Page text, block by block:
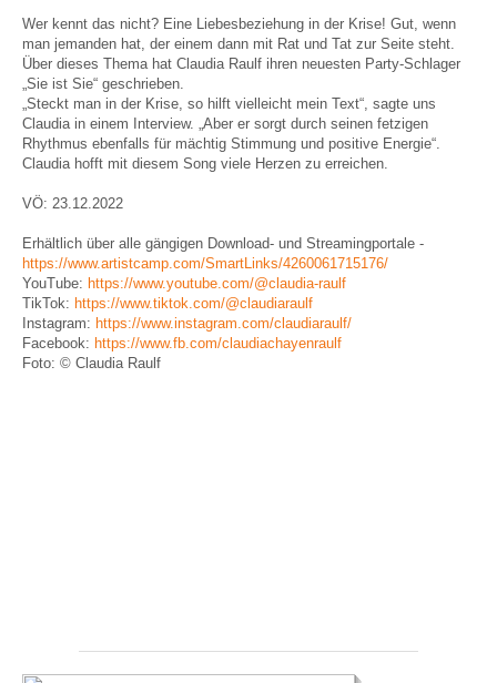
Wer kennt das nicht? Eine Liebesbeziehung in der Krise! Gut, wenn
man jemanden hat, der einem dann mit Rat und Tat zur Seite steht.
Über dieses Thema hat Claudia Raulf ihren neuesten Party-Schlager
„Sie ist Sie“ geschrieben.
„Steckt man in der Krise, so hilft vielleicht mein Text“, sagte uns
Claudia in einem Interview. „Aber er sorgt durch seinen fetzigen
Rhythmus ebenfalls für mächtig Stimmung und positive Energie“.
Claudia hofft mit diesem Song viele Herzen zu erreichen.
VÖ: 23.12.2022
Erhältlich über alle gängigen Download- und Streamingportale -
https://www.artistcamp.com/SmartLinks/4260061715176/
YouTube: https://www.youtube.com/@claudia-raulf
TikTok: https://www.tiktok.com/@claudiaraulf
Instagram: https://www.instagram.com/claudiaraulf/
Facebook: https://www.fb.com/claudiachayenraulf
Foto: © Claudia Raulf